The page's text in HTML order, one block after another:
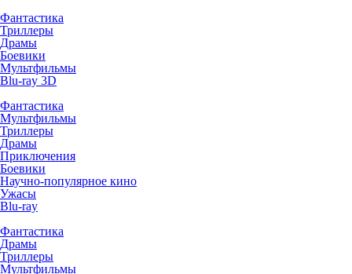
Фантастика
Триллеры
Драмы
Боевики
Мультфильмы
Blu-ray 3D
Фантастика
Мультфильмы
Триллеры
Драмы
Приключения
Боевики
Научно-популярное кино
Ужасы
Blu-ray
Фантастика
Драмы
Триллеры
Мультфильмы